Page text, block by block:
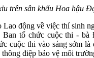
trên sân khấu Hoa hậu
Lao động về việc thí sinh
Ban tổ chức cuộc thi -
cuộc thi vào sáng sớm là
thông điệp bảo vệ môi